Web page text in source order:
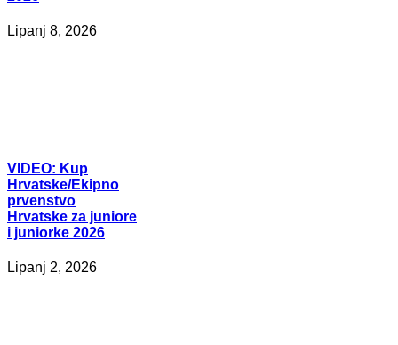
Lipanj 8, 2026
VIDEO: Kup
Hrvatske/Ekipno
prvenstvo
Hrvatske za juniore
i juniorke 2026
Lipanj 2, 2026